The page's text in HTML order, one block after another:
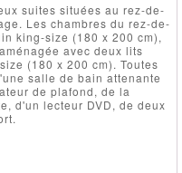
suites situées au rez-de-
Les chambres du rez-de-
king-size (180 x 200 cm),
avec deux lits
(180 x 200 cm). Toutes
salle de bain attenante
de plafond, de la
d'un lecteur DVD, de deux